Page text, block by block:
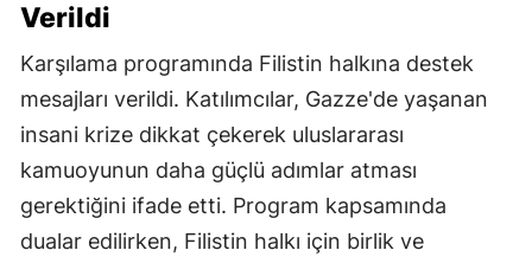
Verildi
Karşılama programında Filistin halkına destek
mesajları verildi. Katılımcılar, Gazze'de yaşanan
insani krize dikkat çekerek uluslararası
kamuoyunun daha güçlü adımlar atması
gerektiğini ifade etti. Program kapsamında
dualar edilirken, Filistin halkı için birlik ve